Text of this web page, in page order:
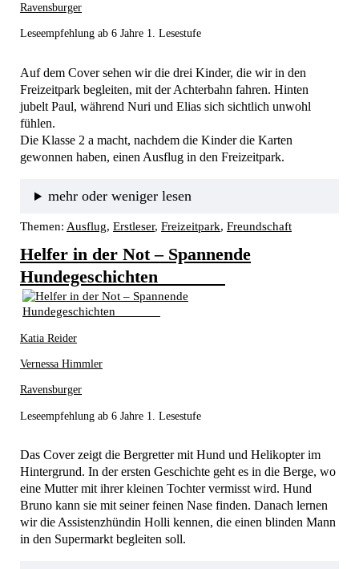
Ravensburger
Leseempfehlung ab 6 Jahre 1. Lesestufe
Auf dem Cover sehen wir die drei Kinder, die wir in den
Freizeitpark begleiten, mit der Achterbahn fahren. Hinten
jubelt Paul, während Nuri und Elias sich sichtlich unwohl
fühlen.
Die Klasse 2 a macht, nachdem die Kinder die Karten
gewonnen haben, einen Ausflug in den Freizeitpark.
mehr oder weniger lesen
Themen: Ausflug, Erstleser, Freizeitpark, Freundschaft
Helfer in der Not – Spannende
Hundegeschichten
Katia Reider
Vernessa Himmler
Ravensburger
Leseempfehlung ab 6 Jahre 1. Lesestufe
Das Cover zeigt die Bergretter mit Hund und Helikopter im
Hintergrund. In der ersten Geschichte geht es in die Berge, wo
eine Mutter mit ihrer kleinen Tochter vermisst wird. Hund
Bruno kann sie mit seiner feinen Nase finden. Danach lernen
wir die Assistenzhündin Holli kennen, die einen blinden Mann
in den Supermarkt begleiten soll.